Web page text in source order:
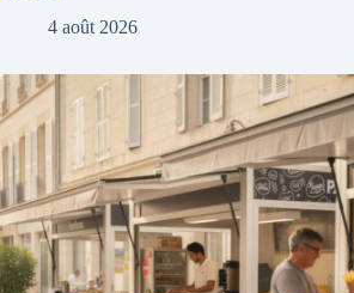
4 août 2026